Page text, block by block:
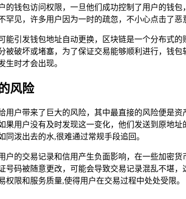
的钱包访问权限，一旦他们成功控制了用户的钱
罕见，许多用户因为一时的疏忽，不小心点击了
能引发钱包地址自动更换，区块链是一个分布式
被破坏或堵塞，为了保证交易能够顺利进行，钱
生时才会出现。
风险
用户带来了巨大的风险，其中最直接的风险便是
果用户没有及时发现这一变化，他们发送到原地
同泼出去的水,很难通过常规手段追回。
户的交易记录和信用产生负面影响，在一些加密
号码被随意更改，可能会导致交易记录混乱不堪
权限和服务质量,使得用户在交易过程中处处受限。